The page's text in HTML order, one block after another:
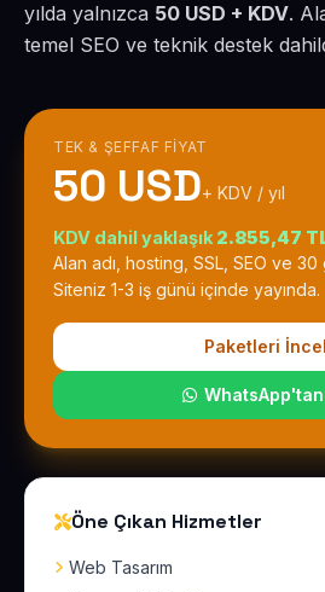
yılda yalnızca 50 USD + KDV.
temel SEO ve teknik destek
TEK & ŞEFFAF FIYAT
50 USD+ KDV / yıl
KDV dahil yaklaşık 2.855,47
Alan adı, hosting, SSL, SEO ve
Siteniz 1-3 iş günü içinde yayında.
Paketleri
Öne Çıkan Hizmetler
Web Tasarım